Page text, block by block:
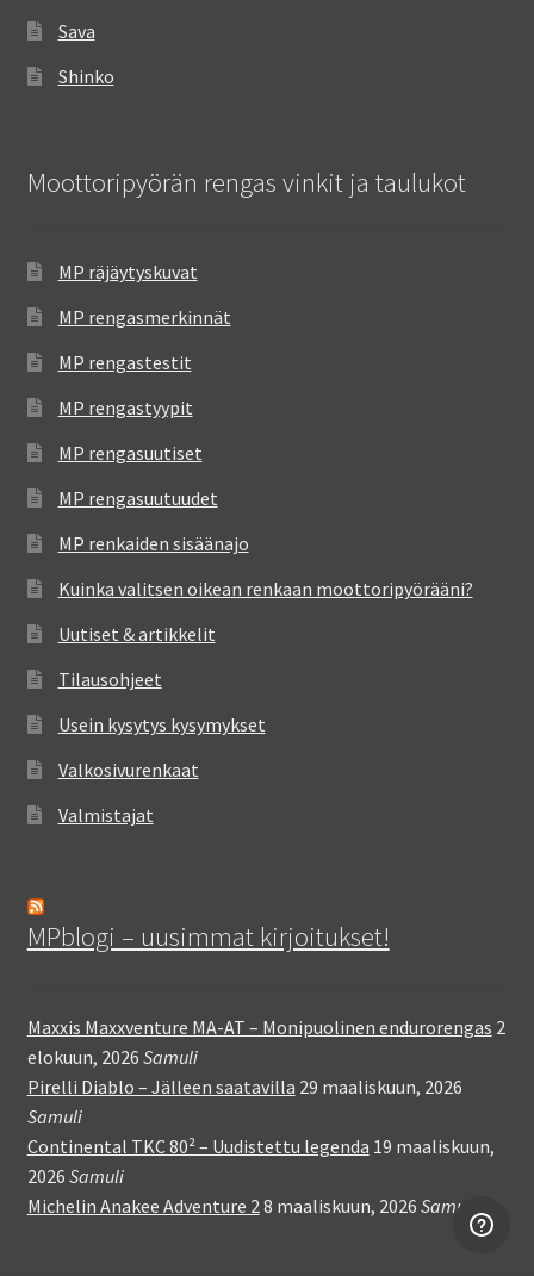
Sava
Shinko
Moottoripyörän rengas vinkit ja taulukot
MP räjäytyskuvat
MP rengasmerkinnät
MP rengastestit
MP rengastyypit
MP rengasuutiset
MP rengasuutuudet
MP renkaiden sisäänajo
Kuinka valitsen oikean renkaan moottoripyörääni?
Uutiset & artikkelit
Tilausohjeet
Usein kysytys kysymykset
Valkosivurenkaat
Valmistajat
MPblogi – uusimmat kirjoitukset!
Maxxis Maxxventure MA-AT – Monipuolinen endurorengas 2
elokuun, 2026 Samuli
Pirelli Diablo – Jälleen saatavilla 29 maaliskuun, 2026
Samuli
Continental TKC 80² – Uudistettu legenda 19 maaliskuun,
2026 Samuli
Michelin Anakee Adventure 28 maaliskuun, 2026 Samuli